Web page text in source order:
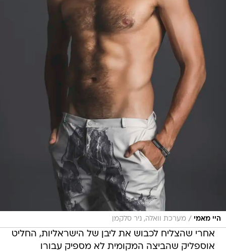
היי מאמי / מערכת וואלה, ניר סלקמן
אחרי שהצליח לכבוש את ליבן של הישראליות, החליט
אוספליק שהביצה המקומית לא מספיק עבורו